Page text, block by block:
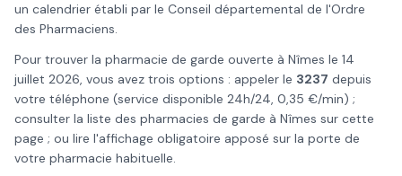
un calendrier établi par le Conseil départemental de l'Ordre
des Pharmaciens.
Pour trouver la pharmacie de garde ouverte à Nîmes le 14
juillet 2026, vous avez trois options : appeler le 3237 depuis
votre téléphone (service disponible 24h/24, 0,35 €/min) ;
consulter la liste des pharmacies de garde à Nîmes sur cette
page ; ou lire l'affichage obligatoire apposé sur la porte de
votre pharmacie habituelle.